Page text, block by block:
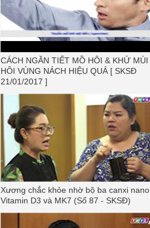
CÁCH NGĂN TIẾT MỒ HÔI & KHỬ MÙI
HÔI VÙNG NÁCH HIỆU QUẢ [ SKSĐ
21/01/2017 ]
Xương chắc khỏe nhờ bộ ba canxi nano,
Vitamin D3 và MK7 (Số 87 - SKSĐ)